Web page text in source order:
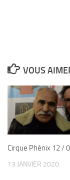
VOUS
Cirque Phénix 12 /
13 JANVIER 2020